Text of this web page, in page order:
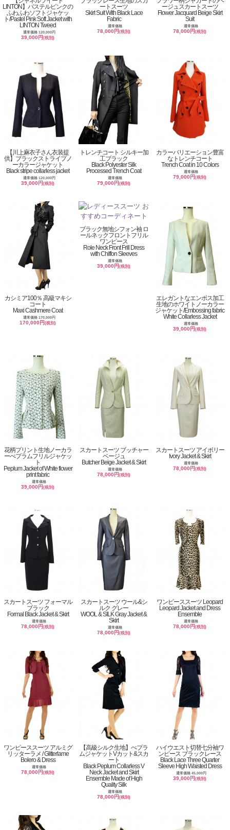
LINTON】パステルピンクの
ふわふわソフトジャケッ
ト/Pastel Pink Soft Jacket with
LINTON Tweed
通常価格 120,000円
39,000円(税別)
ートスーツ
Skirt Suit With Black Lace
Fabric
通常価格
78,000円(税別)
ージュスカートスーツ
Flower Jacquard Beige Skirt
Suit
通常価格
78,000円(税別)
【川上麻衣子さん衣装提
供】ブラックストライプノ
ーカラージャケット
Black stripe collarless jacket
通常価格 120,000円
39,000円(税別)
トレンチコート シルキー加
工ブラック
Black Polyester Silk
Processed Trench Coat
通常価格
79,000円(税別)
カラーバリエーション豊富
なトレンチコート
Trench Coat in 10 Colors
通常価格
79,000円(税別)
カシミア100％ 高級マキシ
コート
Maxi Cashmere Coat
通常価格 170,000円
170,000円(税別)
ブラック無地シフォン袖 ロ
ールネックフロントフリル
ワンピース
Role Neck Front Frill Dress
with Chiffon Sleeves
通常価格
39,000円(税別)
エレガントなエンボス加工
生地のホワイトノーカラー
ジャケット/Embossing fabric
White Collarless Jacket
通常価格
39,000円(税別)
花柄プリント生地ノーカラ
ーぺプラムフリルジャケッ
ト
Peplum Jacket of White flower
print fabric
通常価格
39,000円(税別)
スカートスーツ ブッチャー
ベージュ
Butcher Beige Jacket & Skirt
通常価格
78,000円(税別)
スカートスーツ アイボリー
Ivory Jacket & Skirt
通常価格
78,000円(税別)
スカートスーツ フォーマル
ブラック
Formal Black Jacket & Skirt
通常価格
78,000円(税別)
スカートスーツ ウール&シ
ルク グレー
WOOL & SILK Gray Jacket &
Skirt
通常価格
78,000円(税別)
ワンピーススーツ Leopard
Leopard Jacket and Dress
Ensemble
通常価格
78,000円(税別)
ワンピーススーツ アルミグ
リッターラメ / Glitterlame
Bolero & Dress
通常価格
78,000円(税別)
【高級シルク生地】ぺプラ
ムジャケットVカット&スカ
ート
Black Peplum Collarless V
Neck Jacket and Skirt
Ensemble Made of High
Quality Silk
通常価格
78,000円(税別)
ハイウエスト切替七分袖ワ
ンピース ブラックレース
Black Lace Three Quarter
Sleeve High Waisted Dress
通常価格 45,000円
39,000円(税別)